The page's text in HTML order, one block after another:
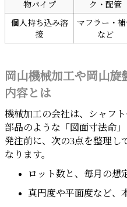
物パイプ
ク・配管
個人持ち込み溶
接
マフラー・
など
岡山機械加工や岡山旋
内容とは
機械加工の会社は、シャフ
部品のような「図面寸法命
発注前に、次の3点を整理し
なります。
ロット数と、毎月の想
真円度や平面度など、